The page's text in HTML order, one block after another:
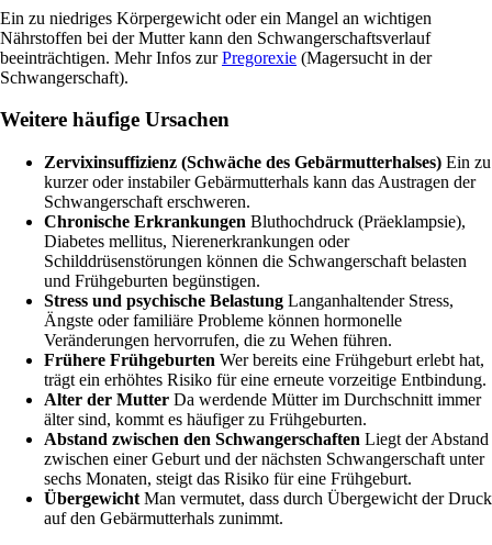
Ein zu niedriges Körpergewicht oder ein Mangel an wichtigen
Nährstoffen bei der Mutter kann den Schwangerschaftsverlauf
beeinträchtigen. Mehr Infos zurPregorexie (Magersucht in der
Schwangerschaft).
Weitere häufige Ursachen
Zervixinsuffizienz (Schwäche des Gebärmutterhalses) Ein zu
kurzer oder instabiler Gebärmutterhals kann das Austragen der
Schwangerschaft erschweren.
Chronische Erkrankungen Bluthochdruck (Präeklampsie),
Diabetes mellitus, Nierenerkrankungen oder
Schilddrüsenstörungen können die Schwangerschaft belasten
und Frühgeburten begünstigen.
Stress und psychische Belastung Langanhaltender Stress,
Ängste oder familiäre Probleme können hormonelle
Veränderungen hervorrufen, die zu Wehen führen.
Frühere Frühgeburten Wer bereits eine Frühgeburt erlebt hat,
trägt ein erhöhtes Risiko für eine erneute vorzeitige Entbindung.
Alter der Mutter Da werdende Mütter im Durchschnitt immer
älter sind, kommt es häufiger zu Frühgeburten.
Abstand zwischen den Schwangerschaften Liegt der Abstand
zwischen einer Geburt und der nächsten Schwangerschaft unter
sechs Monaten, steigt das Risiko für eine Frühgeburt.
Übergewicht Man vermutet, dass durch Übergewicht der Druck
auf den Gebärmutterhals zunimmt.